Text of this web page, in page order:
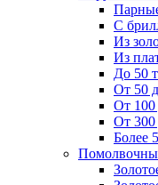
С
Из
Из
До 50
От 50
От 100
От 300
Более